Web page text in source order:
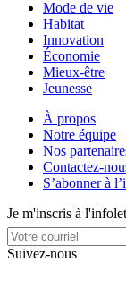
Mode de vie
Habitat
Innovation
Économie
Mieux-être
Jeunesse
À propos
Notre équipe
Nos
Contactez-
S’abonner à
Je m'inscris à
Suivez-nous